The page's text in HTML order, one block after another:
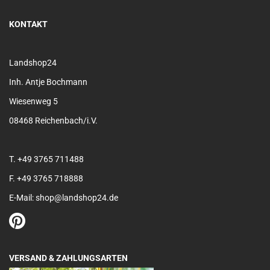
KONTAKT
Landshop24
Inh. Antje Bochmann
Wiesenweg 5
08468 Reichenbach/i.V.
T. +49 3765 711488
F. +49 3765 718888
E-Mail: shop@landshop24.de
VERSAND & ZAHLUNGSARTEN